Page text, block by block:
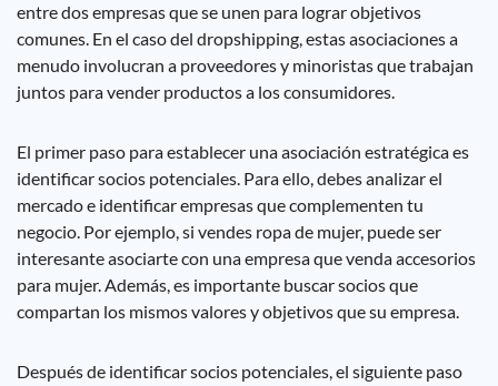
entre dos empresas que se unen para lograr objetivos
comunes. En el caso del dropshipping, estas asociaciones a
menudo involucran a proveedores y minoristas que trabajan
juntos para vender productos a los consumidores.
El primer paso para establecer una asociación estratégica es
identificar socios potenciales. Para ello, debes analizar el
mercado e identificar empresas que complementen tu
negocio. Por ejemplo, si vendes ropa de mujer, puede ser
interesante asociarte con una empresa que venda accesorios
para mujer. Además, es importante buscar socios que
compartan los mismos valores y objetivos que su empresa.
Después de identificar socios potenciales, el siguiente paso